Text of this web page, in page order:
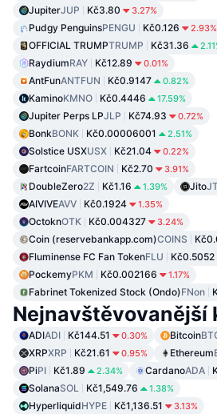
JupiterJUP Kč3.80 3.27%
Pudgy PenguinsPENGU Kč0.126 2.93%
OFFICIAL TRUMPTRUMP Kč31.36
RaydiumRAY Kč12.89 0.01%
AntFunANTFUN Kč0.9147 0.82%
KaminoKMNO Kč0.4446 17.59%
Jupiter Perps LPJLP Kč74.93 0.72%
BonkBONK Kč0.00006001 2.51%
Solstice USXUSX Kč21.04 0.22%
FartcoinFARTCOIN Kč2.70 3.91%
DoubleZero2Z Kč1.16 1.39% Jito
AIVIVEAVV Kč0.1924 1.35%
OctoknOTK Kč0.004327 3.24%
Coin (reservebankapp.com)COINS
Fluminense FC Fan TokenFLU Kč0.5052
PockemyPKM Kč0.002166 1.17%
Fabrinet Tokenized Stock (Ondo)FNon
Nejnavštěvovanější
ADIADI Kč144.51 0.30% Bitcoin
XRPXRP Kč21.61 0.95% Ethereum
PiPI Kč1.89 2.34% CardanoADA
SolanaSOL Kč1,549.76 1.38%
HyperliquidHYPE Kč1,136.51 3.13%